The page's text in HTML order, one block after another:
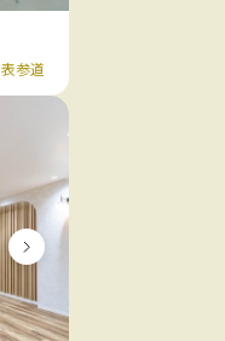
表参道